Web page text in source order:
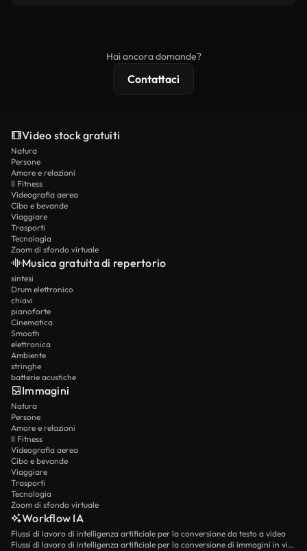
Hai ancora domande?
Contattaci
Video stock gratuiti
Natura
Persone
Amore e relazioni
Il Fitness
Videografia aerea
Cibo e bevande
Viaggiare
Trasporti
Tecnologia
Zoom di sfondo virtuale
Musica gratuita di repertorio
sintesi
Drum elettronico
chiavi
pianoforte
Cinematica
Smooth
elettronica
Ambiente
stringhe
batterie acustiche
Immagini
Natura
Persone
Amore e relazioni
Il Fitness
Videografia aerea
Cibo e bevande
Viaggiare
Trasporti
Tecnologia
Zoom di sfondo virtuale
Workflow IA
Flussi di lavoro di intelligenza artificiale per la conversione da testo a video
Flussi di lavoro di intelligenza artificiale per la conversione di immagini in video